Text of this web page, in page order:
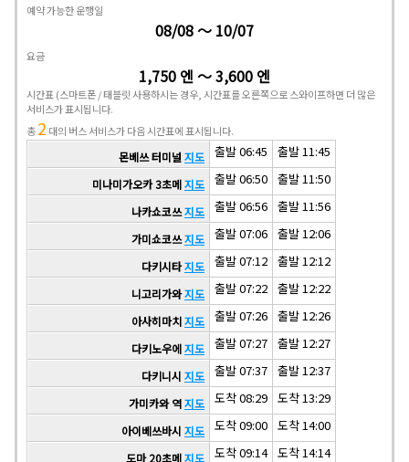
예약 가능한 운행일
08/08 ～ 10/07
요금
1,750 엔 ～ 3,600 엔
시간표 (스마트폰 / 태블릿 사용하시는 경우, 시간표를 오른쪽으로 스와이프하면 더 많은
서비스가 표시됩니다.
총2 대의 버스 서비스가 다음 시간표에 표시됩니다.
몬베쓰 터미널 지도 출발 06:45 출발 11:45
미나미가오카 3초메지도 출발 06:50 출발 11:50
나카쇼코쓰지도 출발 06:56 출발 11:56
가미쇼코쓰지도 출발 07:06 출발 12:06
다키시타지도 출발 07:12 출발 12:12
니고리가와지도 출발 07:22 출발 12:22
아사히마치지도 출발 07:26 출발 12:26
다키노우에지도 출발 07:27 출발 12:27
다키니시 지도 출발 07:37 출발 12:37
가미카와 역지도 도착 08:29 도착 13:29
아이베쓰바시 지도 도착 09:00 도착 14:00
도마 20초메지도 도착 09:14 도착 14:14